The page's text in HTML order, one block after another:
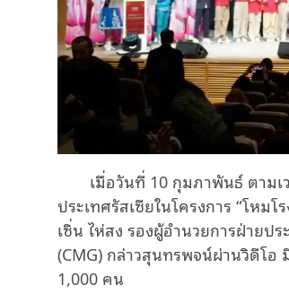
เมื่อวันที่ 10 กุมภาพันธ์ ตาม
ประเทศรัสเซียในโครงการ “โห
เซิ่น ไห่สง รองผู้อำนวยการฝ่าย
(CMG) กล่าวสุนทรพจน์ผ่านวิดีโอ
1,000 คน